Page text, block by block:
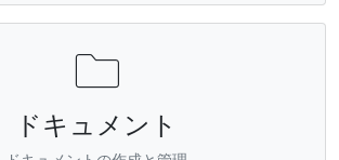

ドキュメント